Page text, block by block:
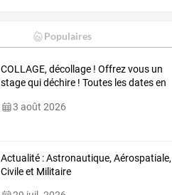
Populaires
COLLAGE, décollage ! Offrez vous un
stage qui déchire ! Toutes les dates en
3 août 2026
Actualité : Astronautique, Aérospatiale,
Civile et Militaire